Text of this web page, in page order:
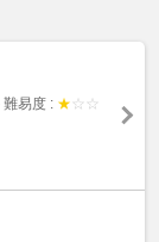
難易度 : ★ ☆ ☆